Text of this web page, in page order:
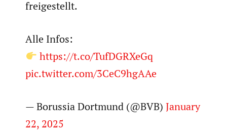
freigestellt.
Alle Infos:
https://t.co/TufDGRXeGq
pic.twitter.com/3CeC9hgAAe
— Borussia Dortmund (@BVB)January
22, 2025